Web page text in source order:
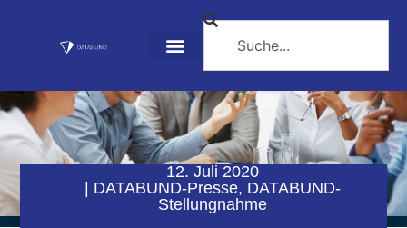
12. Juli 2020
DATABUND-Presse, DATABUND-
Stellungnahme